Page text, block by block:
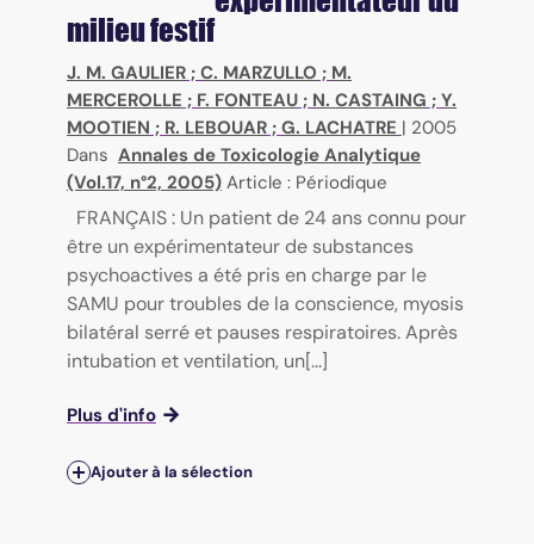
milieu festif
J. M. GAULIER ; C. MARZULLO ; M.
MERCEROLLE ; F. FONTEAU ; N. CASTAING ; Y.
MOOTIEN ; R. LEBOUAR ; G. LACHATRE | 2005
Dans Annales de Toxicologie Analytique
(Vol.17, n°2, 2005) Article : Périodique
FRANÇAIS : Un patient de 24 ans connu pour
être un expérimentateur de substances
psychoactives a été pris en charge par le
SAMU pour troubles de la conscience, myosis
bilatéral serré et pauses respiratoires. Après
intubation et ventilation, un[...]
Plus d'info
Ajouter à la sélection